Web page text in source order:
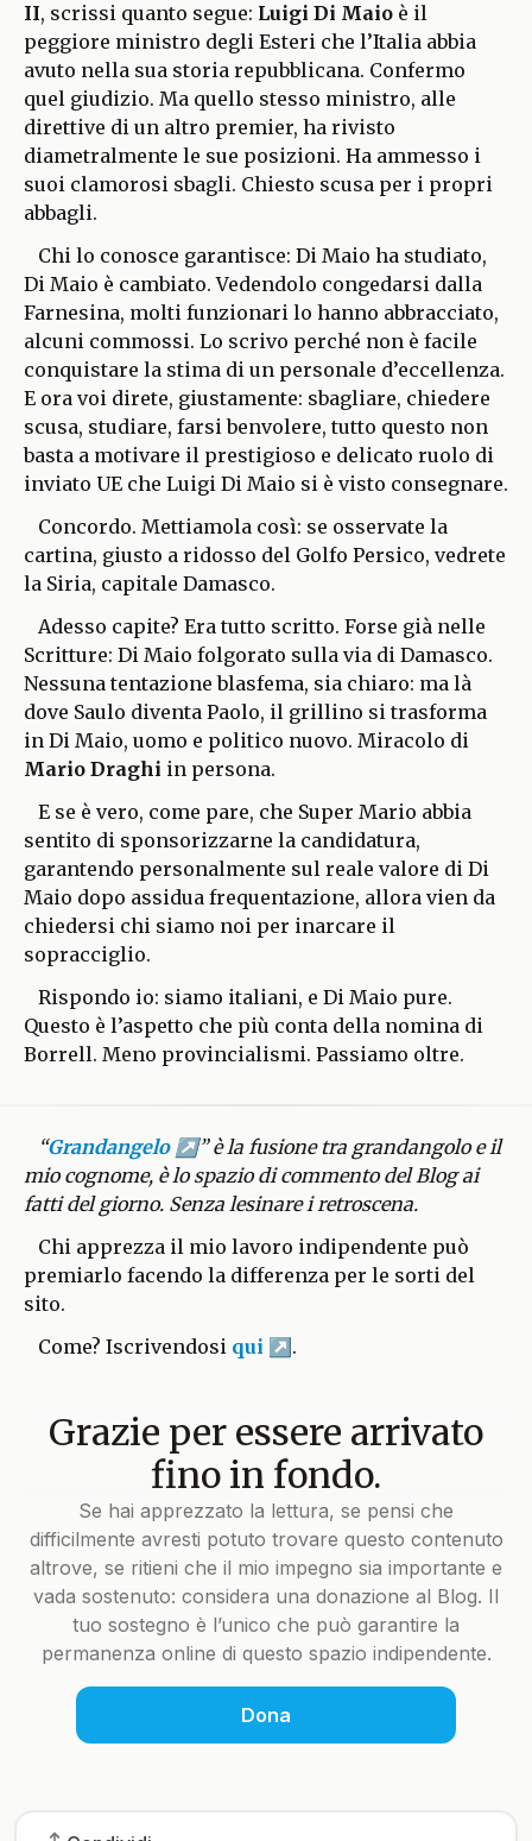
II, scrissi quanto segue: Luigi Di Maio è il
peggiore ministro degli Esteri che l’Italia abbia
avuto nella sua storia repubblicana. Confermo
quel giudizio. Ma quello stesso ministro, alle
direttive di un altro premier, ha rivisto
diametralmente le sue posizioni. Ha ammesso i
suoi clamorosi sbagli. Chiesto scusa per i propri
abbagli.
Chi lo conosce garantisce: Di Maio ha studiato,
Di Maio è cambiato. Vedendolo congedarsi dalla
Farnesina, molti funzionari lo hanno abbracciato,
alcuni commossi. Lo scrivo perché non è facile
conquistare la stima di un personale d’eccellenza.
E ora voi direte, giustamente: sbagliare, chiedere
scusa, studiare, farsi benvolere, tutto questo non
basta a motivare il prestigioso e delicato ruolo di
inviato UE che Luigi Di Maio si è visto consegnare.
Concordo. Mettiamola così: se osservate la
cartina, giusto a ridosso del Golfo Persico, vedrete
la Siria, capitale Damasco.
Adesso capite? Era tutto scritto. Forse già nelle
Scritture: Di Maio folgorato sulla via di Damasco.
Nessuna tentazione blasfema, sia chiaro: ma là
dove Saulo diventa Paolo, il grillino si trasforma
in Di Maio, uomo e politico nuovo. Miracolo di
Mario Draghi in persona.
E se è vero, come pare, che Super Mario abbia
sentito di sponsorizzarne la candidatura,
garantendo personalmente sul reale valore di Di
Maio dopo assidua frequentazione, allora vien da
chiedersi chi siamo noi per inarcare il
sopracciglio.
Rispondo io: siamo italiani, e Di Maio pure.
Questo è l’aspetto che più conta della nomina di
Borrell. Meno provincialismi. Passiamo oltre.
“Grandangelo
” è la fusione tra grandangolo e il
mio cognome, è lo spazio di commento del Blog ai
fatti del giorno. Senza lesinare i retroscena.
Chi apprezza il mio lavoro indipendente può
premiarlo facendo la differenza per le sorti del
sito.
Come? Iscrivendosi qui .
Grazie per essere arrivato
fino in fondo.
Se hai apprezzato la lettura, se pensi che
difficilmente avresti potuto trovare questo contenuto
altrove, se ritieni che il mio impegno sia importante e
vada sostenuto: considera una donazione al Blog. Il
tuo sostegno è l’unico che può garantire la
permanenza online di questo spazio indipendente.
Dona